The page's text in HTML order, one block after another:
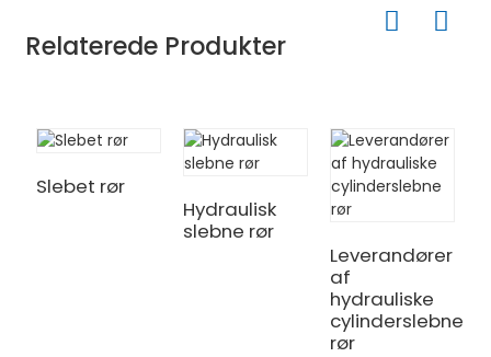
Relaterede Produkter
Slebet rør
Hydraulisk
slebne rør
Leverandører
af
hydrauliske
cylinderslebne
rør